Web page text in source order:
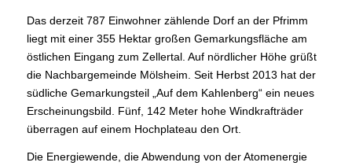
Das derzeit 787 Einwohner zählende Dorf an der Pfrimm
liegt mit einer 355 Hektar großen Gemarkungsfläche am
östlichen Eingang zum Zellertal. Auf nördlicher Höhe grüßt
die Nachbargemeinde Mölsheim. Seit Herbst 2013 hat der
südliche Gemarkungsteil „Auf dem Kahlenberg“ ein neues
Erscheinungsbild. Fünf, 142 Meter hohe Windkrafträder
überragen auf einem Hochplateau den Ort.
Die Energiewende, die Abwendung von der Atomenergie